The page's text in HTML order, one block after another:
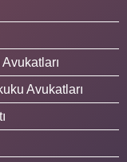
Avukatları